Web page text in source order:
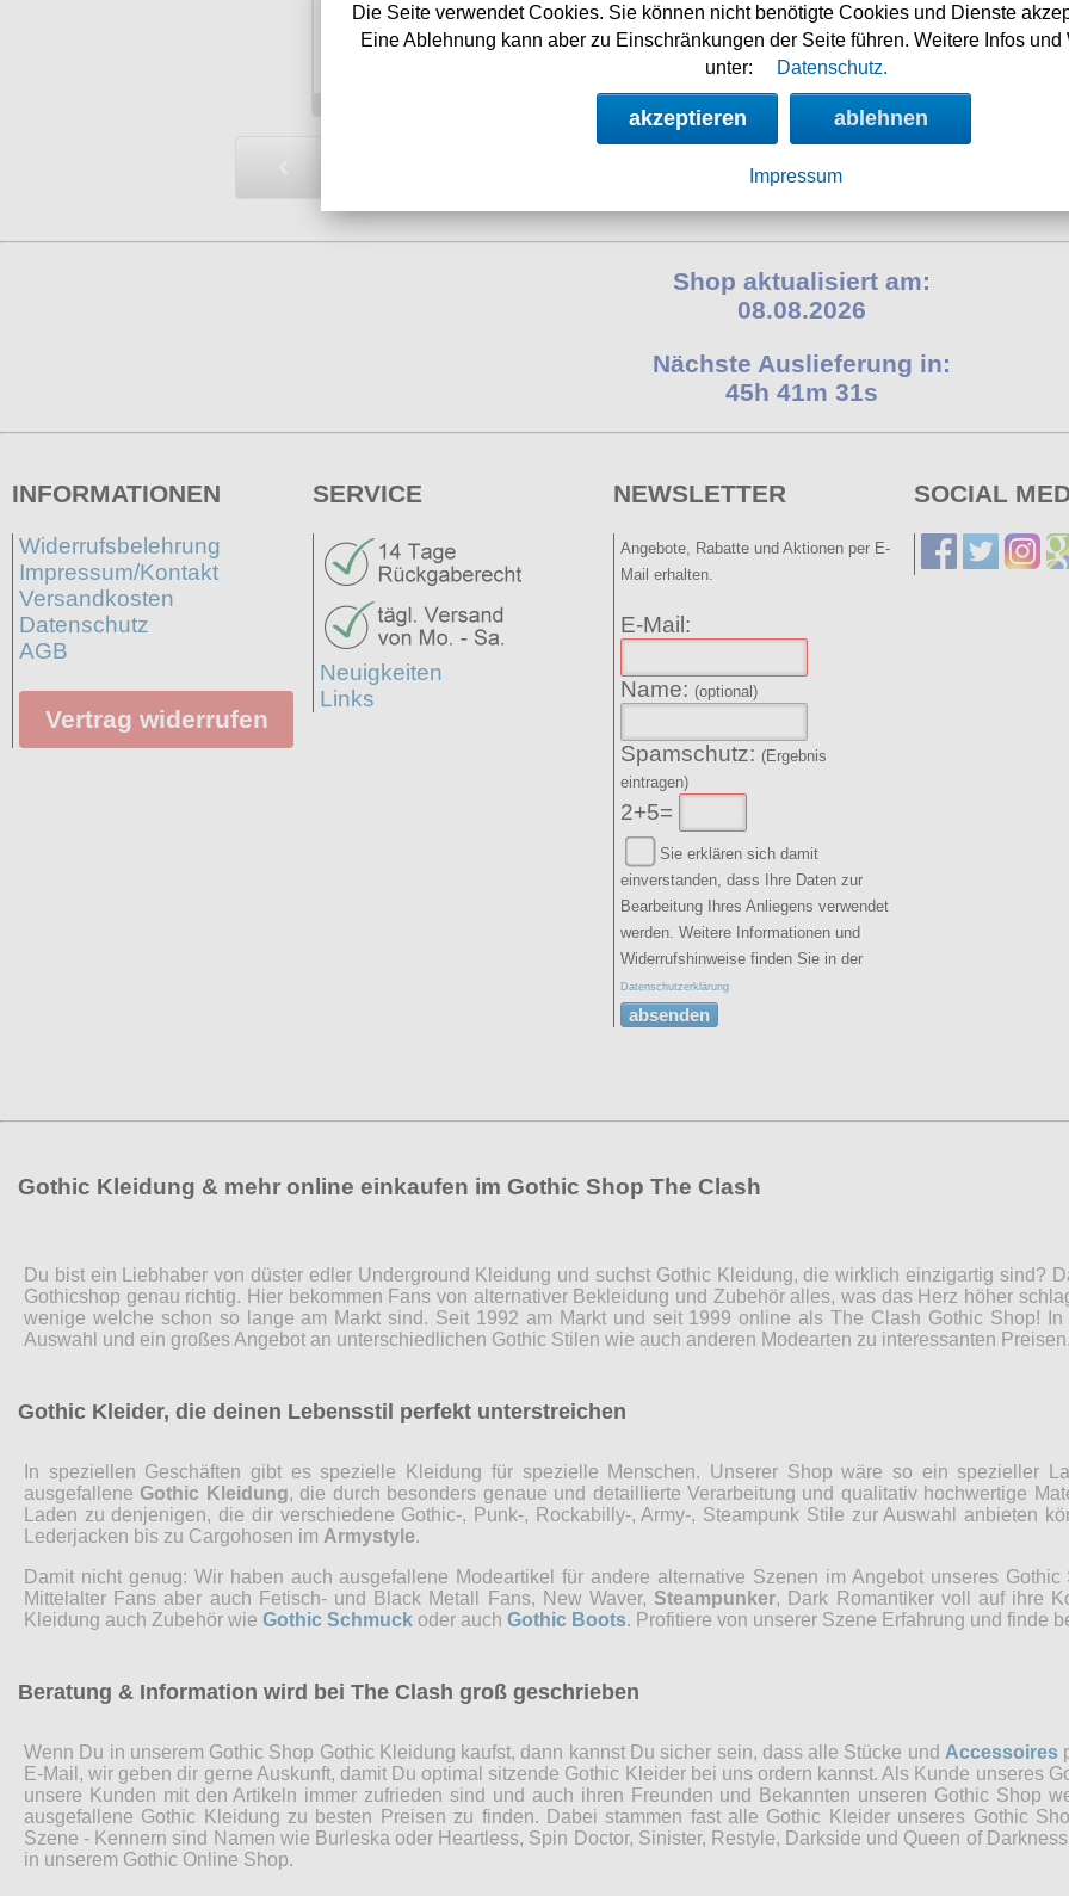
Verfügbarkeit:sofort
Preis: 69.90 €
Shop aktualisiert am:
08.08.2026
Nächste Auslieferung in:
45h 41m 30s
INFORMATIONEN
Widerrufsbelehrung
Impressum/Kontakt
Versandkosten
Datenschutz
AGB
Vertrag widerrufen
SERVICE
Neuigkeiten
Links
NEWSLETTER
Angebote, Rabatte und Aktionen per E-
Mail erhalten.
E-Mail:
Name: (optional)
Spamschutz: (Ergebnis
eintragen)
2+5=
Sie erklären sich damit
einverstanden, dass Ihre Daten zur
Bearbeitung Ihres Anliegens verwendet
werden. Weitere Informationen und
Widerrufshinweise finden Sie in der
Datenschutzerklärung
absenden
SOCIAL
Gothic Kleidung & mehr online einkaufen im Gothic Shop The Clash
Du bist ein Liebhaber von düster edler Underground Kleidung und suchst Gothic Kleidung, die wirklich einzigartig sind?
Gothicshop genau richtig. Hier bekommen Fans von alternativer Bekleidung und Zubehör alles, was das Herz höher
wenige welche schon so lange am Markt sind. Seit 1992 am Markt und seit 1999 online als The Clash Gothic Shop!
Auswahl und ein großes Angebot an unterschiedlichen Gothic Stilen wie auch anderen Modearten zu interessanten
Gothic Kleider, die deinen Lebensstil perfekt unterstreichen
In speziellen Geschäften gibt es spezielle Kleidung für spezielle Menschen. Unserer Shop wäre so ein spezieller
ausgefallene Gothic Kleidung, die durch besonders genaue und detaillierte Verarbeitung und qualitativ hochwertige
Laden zu denjenigen, die dir verschiedene Gothic-, Punk-, Rockabilly-, Army-, Steampunk Stile zur Auswahl anbieten
Lederjacken bis zu Cargohosen im Armystyle.
Damit nicht genug: Wir haben auch ausgefallene Modeartikel für andere alternative Szenen im Angebot unseres
Mittelalter Fans aber auch Fetisch- und Black Metall Fans, New Waver, Steampunker, Dark Romantiker voll auf ihre
Kleidung auch Zubehör wie Gothic Schmuck oder auch Gothic Boots. Profitiere von unserer Szene Erfahrung und finde
Beratung & Information wird bei The Clash groß geschrieben
Wenn Du in unserem Gothic Shop Gothic Kleidung kaufst, dann kannst Du sicher sein, dass alle Stücke und Accessoires
E-Mail, wir geben dir gerne Auskunft, damit Du optimal sitzende Gothic Kleider bei uns ordern kannst. Als Kunde unseres
unsere Kunden mit den Artikeln immer zufrieden sind und auch ihren Freunden und Bekannten unseren Gothic Shop
ausgefallene Gothic Kleidung zu besten Preisen zu finden. Dabei stammen fast alle Gothic Kleider unseres Gothic
Szene - Kennern sind Namen wie Burleska oder Heartless, Spin Doctor, Sinister, Restyle, Darkside und Queen of
in unserem Gothic Online Shop.
Die Seite verwendet Cookies. Sie können nicht benötigte Cookies und Dienste
Eine Ablehnung kann aber zu Einschränkungen der Seite führen. Weitere Infos
unter:
Datenschutz.
akzeptieren ablehnen
Impressum